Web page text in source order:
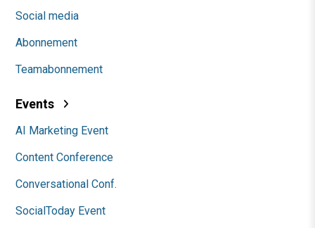
Social media
Abonnement
Teamabonnement
Events
AI Marketing Event
Content Conference
Conversational Conf.
SocialToday Event